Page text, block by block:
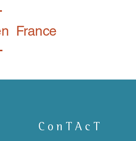
France
ConTAcT